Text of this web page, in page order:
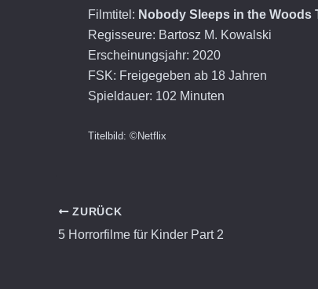
Filmtitel: Nobody Sleeps in the Woods
Regisseure: Bartosz M. Kowalski
Erscheinungsjahr: 2020
FSK: Freigegeben ab 18 Jahren
Spieldauer: 102 Minuten
Titelbild: ©Netflix
ZURÜCK
5 Horrorfilme für Kinder Part 2